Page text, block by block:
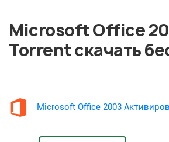
Microsoft Office
Torrent скачать
Microsoft Office 2003